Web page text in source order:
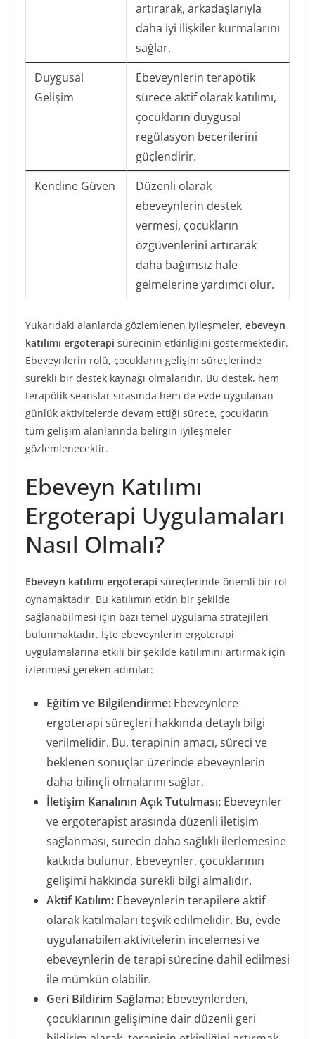
artırarak, arkadaşlarıyla
daha iyi ilişkiler kurmalarını
sağlar.
Duygusal
Gelişim
Ebeveynlerin terapötik
sürece aktif olarak katılımı,
çocukların duygusal
regülasyon becerilerini
güçlendirir.
Kendine Güven
Düzenli olarak
ebeveynlerin destek
vermesi, çocukların
özgüvenlerini artırarak
daha bağımsız hale
gelmelerine yardımcı olur.
Yukarıdaki alanlarda gözlemlenen iyileşmeler, ebeveyn
katılımı ergoterapi sürecinin etkinliğini göstermektedir.
Ebeveynlerin rolü, çocukların gelişim süreçlerinde
sürekli bir destek kaynağı olmalarıdır. Bu destek, hem
terapötik seanslar sırasında hem de evde uygulanan
günlük aktivitelerde devam ettiği sürece, çocukların
tüm gelişim alanlarında belirgin iyileşmeler
gözlemlenecektir.
Ebeveyn Katılımı
Ergoterapi Uygulamaları
Nasıl Olmalı?
Ebeveyn katılımı ergoterapi süreçlerinde önemli bir rol
oynamaktadır. Bu katılımın etkin bir şekilde
sağlanabilmesi için bazı temel uygulama stratejileri
bulunmaktadır. İşte ebeveynlerin ergoterapi
uygulamalarına etkili bir şekilde katılımını artırmak için
izlenmesi gereken adımlar:
Eğitim ve Bilgilendirme: Ebeveynlere
ergoterapi süreçleri hakkında detaylı bilgi
verilmelidir. Bu, terapinin amacı, süreci ve
beklenen sonuçlar üzerinde ebeveynlerin
daha bilinçli olmalarını sağlar.
İletişim Kanalının Açık Tutulması: Ebeveynler
ve ergoterapist arasında düzenli iletişim
sağlanması, sürecin daha sağlıklı ilerlemesine
katkıda bulunur. Ebeveynler, çocuklarının
gelişimi hakkında sürekli bilgi almalıdır.
Aktif Katılım: Ebeveynlerin terapilere aktif
olarak katılmaları teşvik edilmelidir. Bu, evde
uygulanabilen aktivitelerin incelemesi ve
ebeveynlerin de terapi sürecine dahil edilmesi
ile mümkün olabilir.
Geri Bildirim Sağlama: Ebeveynlerden,
çocuklarının gelişimine dair düzenli geri